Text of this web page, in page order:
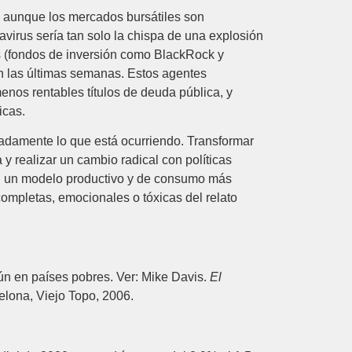
los mercados bursátiles son
sería tan solo la chispa de una explosión
de inversión como BlackRock y
últimas semanas. Estos agentes
rentables títulos de deuda pública, y
lo que está ocurriendo. Transformar
realizar un cambio radical con políticas
modelo productivo y de consumo más
emocionales o tóxicas del relato
en países pobres. Ver: Mike Davis. El
Viejo Topo, 2006.